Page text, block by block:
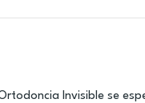
Ortodoncia Invisible se